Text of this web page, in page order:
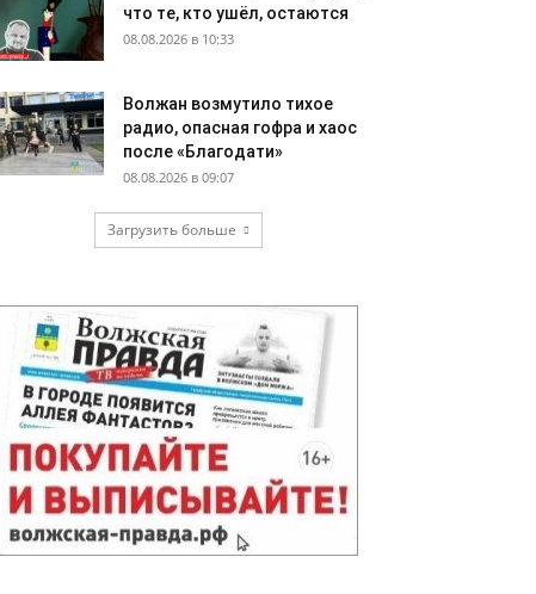
что те, кто ушёл, остаются
08.08.2026 в 10:33
Волжан возмутило тихое
радио, опасная гофра и хаос
после «Благодати»
08.08.2026 в 09:07
Загрузить больше